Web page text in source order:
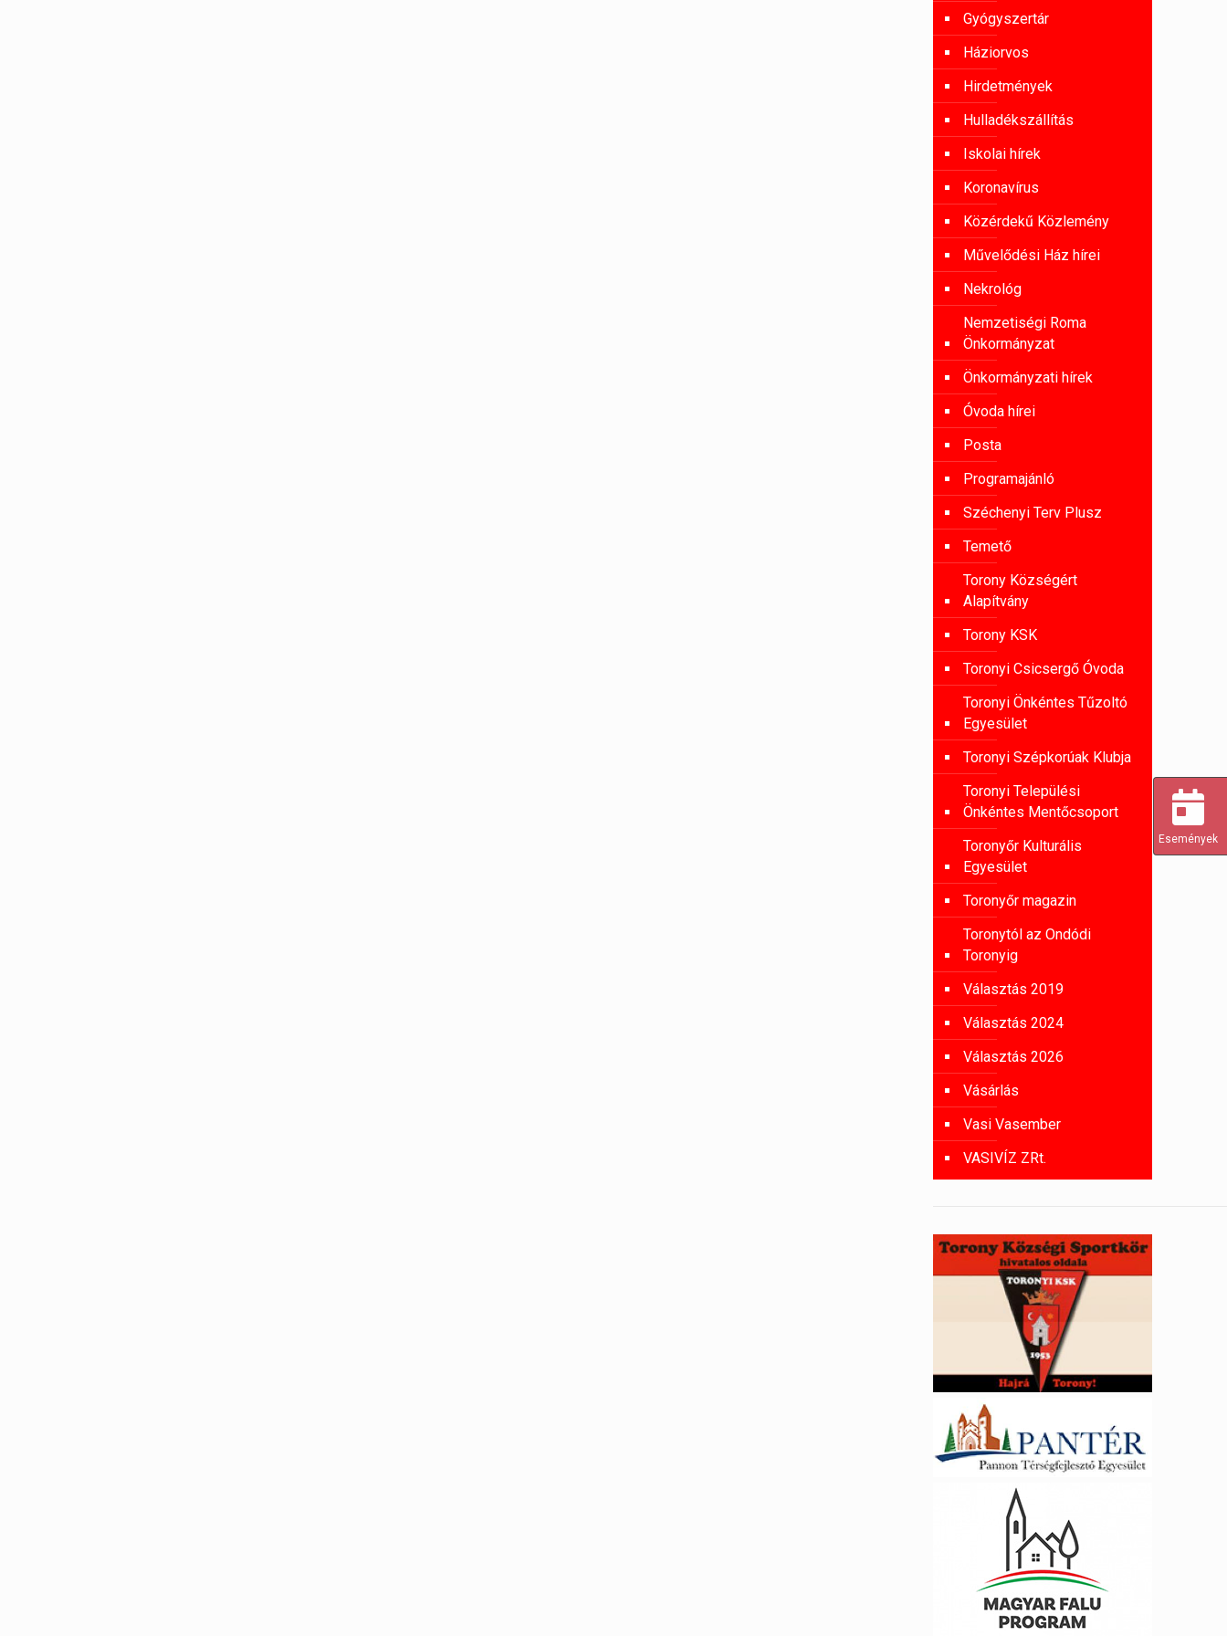
Gyógyszertár
Háziorvos
Hirdetmények
Hulladékszállítás
Iskolai hírek
Koronavírus
Közérdekű Közlemény
Művelődési Ház hírei
Nekrológ
Nemzetiségi Roma
Önkormányzat
Önkormányzati hírek
Óvoda hírei
Posta
Programajánló
Széchenyi Terv Plusz
Temető
Torony Községért
Alapítvány
Torony KSK
Toronyi Csicsergő Óvoda
Toronyi Önkéntes Tűzoltó
Egyesület
Toronyi Szépkorúak Klubja
Toronyi Települési
Önkéntes Mentőcsoport
Toronyőr Kulturális
Egyesület
Toronyőr magazin
Toronytól az Ondódi
Toronyig
Választás 2019
Választás 2024
Választás 2026
Vásárlás
Vasi Vasember
VASIVÍZ ZRt.
Események